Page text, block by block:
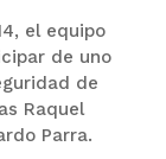
el equipo
de uno
de
Raquel
Parra.